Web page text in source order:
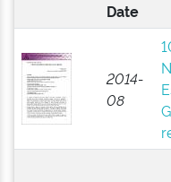
Date
2014-
08